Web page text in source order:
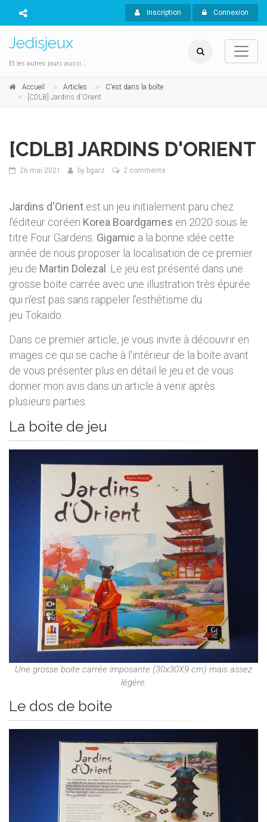
Inscription Connexion
Jedisjeux
Et les autres jours aussi...
Accueil Articles
C'est dans la boîte
[CDLB] Jardins d'Orient
[CDLB] JARDINS D'ORIENT
26 mai 2021 by bgarz 2 comments
Jardins d'Orient est un jeu initialement paru chez
l'éditeur coréen Korea Boardgames en 2020 sous le
titre Four Gardens. Gigamic a la bonne idée cette
année de nous proposer la localisation de ce premier
jeu de Martin Dolezal
. Le jeu est présenté dans une
grosse boite carrée avec une illustration très épurée
qui n'est pas sans rappeler l'esthétisme du
jeu Tokaïdo.
Dans ce premier article, je vous invite à découvrir en
images ce qui se cache à l'intérieur de la boite avant
de vous présenter plus en détail le jeu et de vous
donner mon avis dans un article à venir après
plusieurs parties.
La boite de jeu
Une grosse boite carrée imposante (30x30X9 cm) mais assez
légère.
Le dos de boite